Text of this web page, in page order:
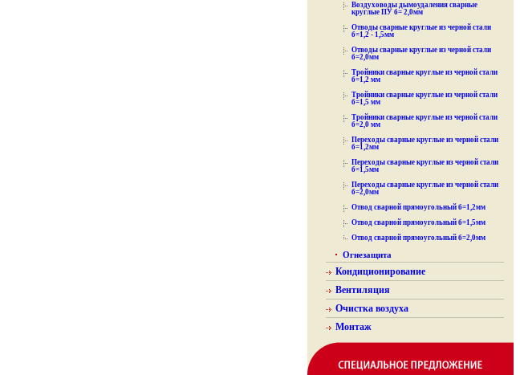
Воздуховоды дымоудаления сварные
круглые ПУ б= 2,0мм
Отводы сварные круглые из черной стали
б=1,2 - 1,5мм
Отводы сварные круглые из черной стали
б=2,0мм
Тройники сварные круглые из черной стали
б=1,2 мм
Тройники сварные круглые из черной стали
б=1,5 мм
Тройники сварные круглые из черной стали
б=2,0 мм
Переходы сварные круглые из черной стали
б=1,2мм
Переходы сварные круглые из черной стали
б=1,5мм
Переходы сварные круглые из черной стали
б=2,0мм
Отвод сварной прямоугольный б=1,2мм
Отвод сварной прямоугольный б=1,5мм
Отвод сварной прямоугольный б=2,0мм
Огнезащита
Кондиционирование
Вентиляция
Очистка воздуха
Монтаж